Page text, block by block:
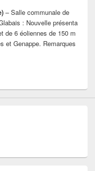
– Salle communale de
: Nouvelle présenta
de 6 éoliennes de 150 m
et Genappe. Remarques